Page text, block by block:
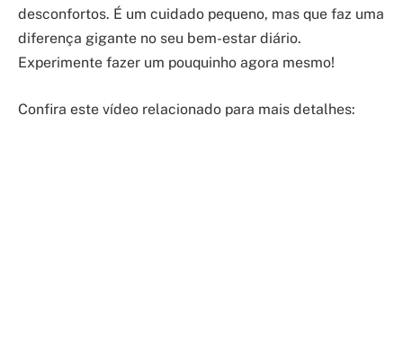
desconfortos. É um cuidado pequeno, mas que faz uma
diferença gigante no seu bem-estar diário.
Experimente fazer um pouquinho agora mesmo!
Confira este vídeo relacionado para mais detalhes: